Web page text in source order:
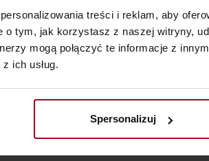
treści i reklam, aby
o tym, jak korzystasz z naszej witryny,
mogą połączyć te informacje z
ich usług.
Spersonalizuj
zaczerwienienia
50 ml
CERA
Lirene
200 ML
18,99 zł